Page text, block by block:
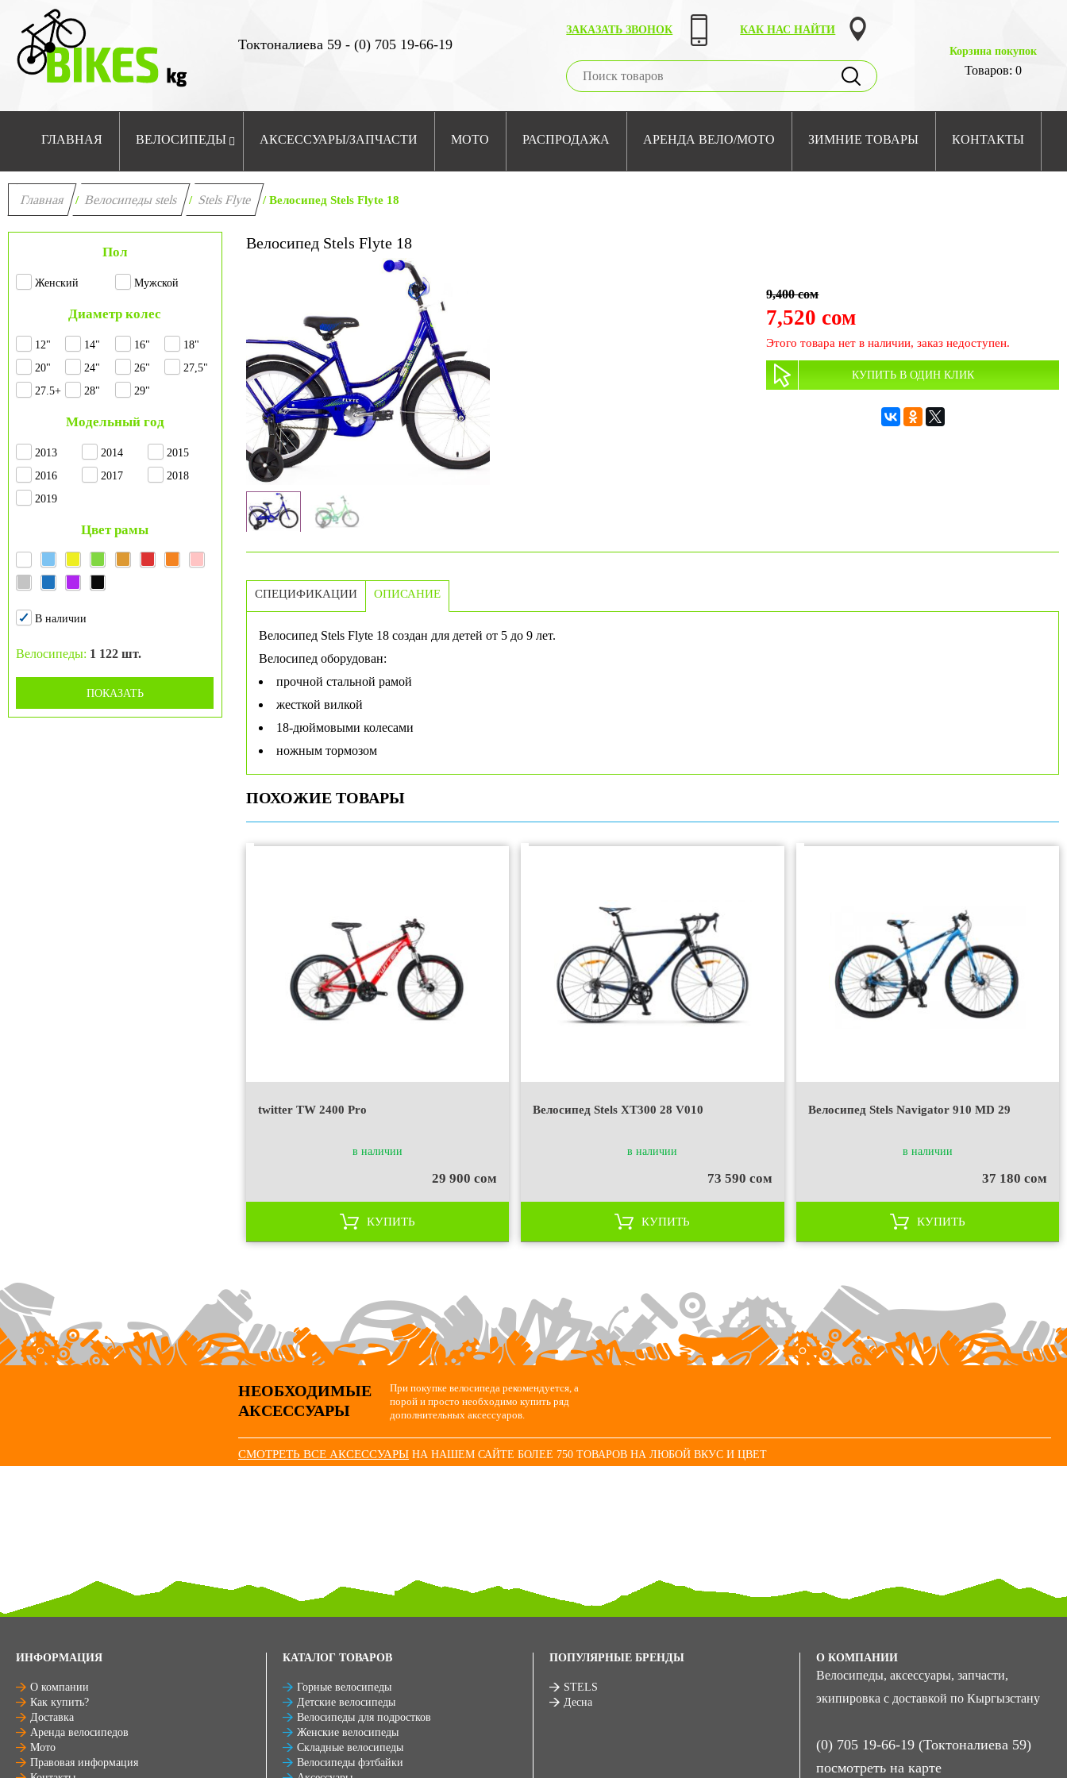
Токтоналиева 59 - (0) 705 19-66-19
ЗАКАЗАТЬ ЗВОНОК
КАК НАС НАЙТИ
Корзина покупок
Товаров: 0
ГЛАВНАЯ ВЕЛОСИПЕДЫ АКСЕССУАРЫ/ЗАПЧАСТИ МОТО РАСПРОДАЖА АРЕНДА ВЕЛО/МОТО ЗИМНИЕ ТОВАРЫ КОНТАКТЫ
Главная / Велосипеды stels / Stels Flyte / Велосипед Stels Flyte 18
Пол
Женский Мужской
Диаметр колес
12" 14" 16"
18"
20"
24" 26"
27,5"
27.5+
28" 29"
Модельный год
2013 2014
2015
2016
2017
2018
2019
Цвет рамы
В наличии
Велосипеды: 1 122 шт.
ПОКАЗАТЬ
Велосипед Stels Flyte 18
9,400 сом
7,520 сом
Этого товара нет в наличии, заказ недоступен.
КУПИТЬ В ОДИН КЛИК
СПЕЦИФИКАЦИИ ОПИСАНИЕ
Велосипед Stels Flyte 18 создан для детей от 5 до 9 лет.
Велосипед оборудован:
прочной стальной рамой
жесткой вилкой
18-дюймовыми колесами
ножным тормозом
ПОХОЖИЕ ТОВАРЫ
twitter TW 2400 Pro
в наличии
29 900 сом
КУПИТЬ
Велосипед Stels XT300 28 V010
в наличии
73 590 сом
КУПИТЬ
Велосипед Stels Navigator 910 MD 29
в наличии
37 180 сом
КУПИТЬ
НЕОБХОДИМЫЕ
АКСЕССУАРЫ
При покупке велосипеда рекомендуется, а
порой и просто необходимо купить ряд
дополнительных аксессуаров.
СМОТРЕТЬ ВСЕ АКСЕССУАРЫ НА НАШЕМ САЙТЕ БОЛЕЕ 750 ТОВАРОВ НА ЛЮБОЙ ВКУС И ЦВЕТ
ИНФОРМАЦИЯ
О компании
Как купить?
Доставка
Аренда велосипедов
Мото
Правовая информация
КАТАЛОГ ТОВАРОВ
Горные велосипеды
Детские велосипеды
Велосипеды для подростков
Женские велосипеды
Складные велосипеды
Велосипеды фэтбайки
ПОПУЛЯРНЫЕ БРЕНДЫ
STELS
Десна
О КОМПАНИИ
Велосипеды, аксессуары, запчасти,
экипировка с доставкой по Кыргызстану
(0) 705 19-66-19 (Токтоналиева 59)
посмотреть на карте